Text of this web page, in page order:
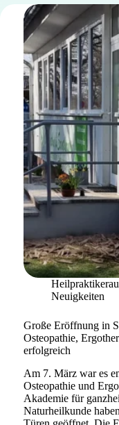
Wachstum
und
Neuigkeiten
Große Eröffnung in
Osteopathie,
erfolgreich
Am 7. März war es
Osteopathie und
Akademie für
Naturheilkunde